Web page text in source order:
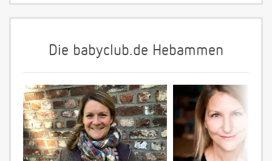
Die babyclub.de Hebammen